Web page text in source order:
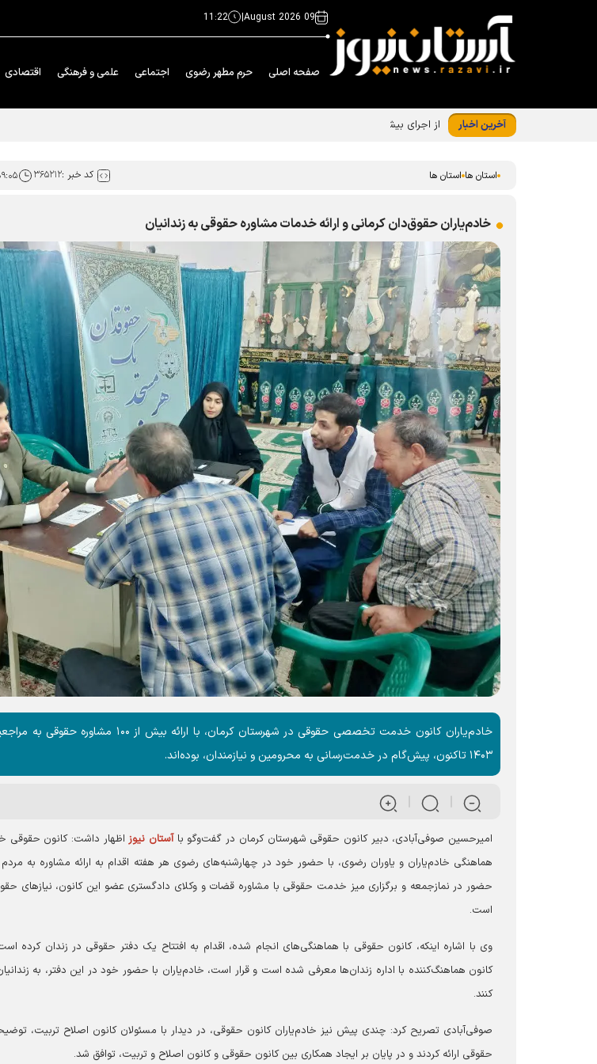
09 August 2026
|
11:22
صفحه اصلی حرم مطهر رضوی اجتماعی علمی و فرهنگی اقتصادی
آخرین اخبار از اجرای بیش از ۱۵ هزار برنامه در نوزدهمین دوره «زیر سایه خورشید» تا مشارکت ۳۰۰ خادم‌یار در رزمایش عید غدیر اصفهان
استان ها استان ها کد خبر :۳۶۵۲۱۲
خادم‌یاران حقوق‌دان کرمانی و ارائه خدمات مشاوره حقوقی به زندانیان
خادم‌یاران کانون خدمت تخصصی حقوقی در شهرستان کرمان،
۱۴۰۳ تاکنون، پیش‌گام در خدمت‌رسانی به محرومین و نیازمندان، بوده‌اند.
امیرحسین صوفی‌آبادی، دبیر کانون حقوقی شهرستان کرمان در گفت‌وگو باآستان نیوز اظهار داشت: کانون حقوقی
هماهنگی خادم‌یاران و یاوران رضوی، با حضور خود در چهارشنبه‌های رضوی هر هفته اقدام به ارائه مشاوره به
حضور در نمازجمعه و برگزاری میز خدمت حقوقی با مشاوره قضات و وکلای دادگستری عضو این کانون، نیازهای
است.
وی با اشاره اینکه، کانون حقوقی با هماهنگی‌های انجام شده، اقدام به افتتاح یک دفتر حقوقی در زندان کرده
کانون هماهنگ‌کننده با اداره زندان‌ها معرفی شده است و قرار است، خادم‌یاران با حضور خود در این دفتر، به
کنند.
صوفی‌آبادی تصریح کرد: چندی پیش نیز خادم‌یاران کانون حقوقی، در دیدار با مسئولان کانون اصلاح تربیت،
حقوقی ارائه کردند و در پایان بر ایجاد همکاری بین کانون حقوقی و کانون اصلاح و تربیت، توافق شد.